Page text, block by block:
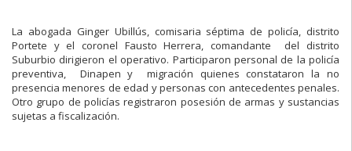
La abogada Ginger Ubillús, comisaria séptima de policía, distrito
Portete y el coronel Fausto Herrera, comandante del distrito
Suburbio dirigieron el operativo. Participaron personal de la policía
preventiva, Dinapen y migración quienes constataron la no
presencia menores de edad y personas con antecedentes penales.
Otro grupo de policías registraron posesión de armas y sustancias
sujetas a fiscalización.